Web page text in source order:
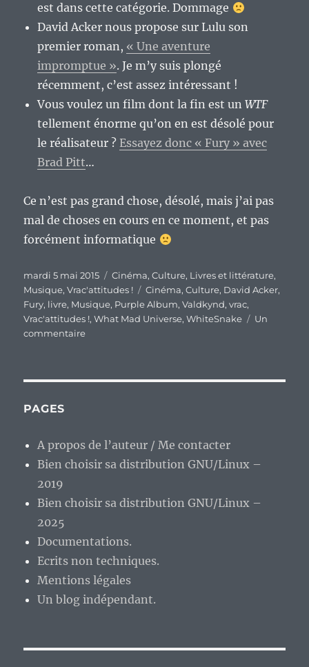
est dans cette catégorie. Dommage
David Acker nous propose sur Lulu son
premier roman, « Une aventure
impromptue ». Je m’y suis plongé
récemment, c’est assez intéressant !
Vous voulez un film dont la fin est unWTF
tellement énorme qu’on en est désolé pour
le réalisateur ?Essayez donc « Fury » avec
Brad Pitt…
Ce n’est pas grand chose, désolé, mais j’ai pas
mal de choses en cours en ce moment, et pas
forcément informatique
Publié
le
mardi 5 mai 2015 Catégories
Cinéma,Culture, Livres et littérature,
Musique,Vrac'attitudes ! Étiquettes
Cinéma,Culture, David Acker,
Fury, livre, Musique, Purple Album,Valdkynd,vrac,
Vrac'attitudes !,What Mad Universe,WhiteSnake
Un
commentairesur
PAGES
A propos de l’auteur / Me contacter
Bien choisir sa distribution GNU/Linux –
2019
Bien choisir sa distribution GNU/Linux –
2025
Documentations.
Ecrits non techniques.
Mentions légales
Un blog indépendant.